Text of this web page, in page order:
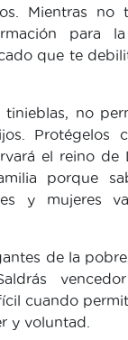
Mientras no
para la
que te
tinieblas, no
Protégelos
el reino
porque
y mujeres
de la
cuando
y voluntad.